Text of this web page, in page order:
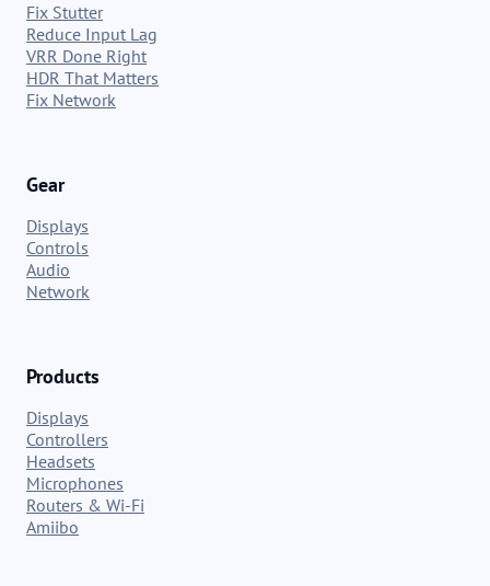
Fix Stutter
Reduce Input Lag
VRR Done Right
HDR That Matters
Fix Network
Gear
Displays
Controls
Audio
Network
Products
Displays
Controllers
Headsets
Microphones
Routers & Wi-Fi
Amiibo